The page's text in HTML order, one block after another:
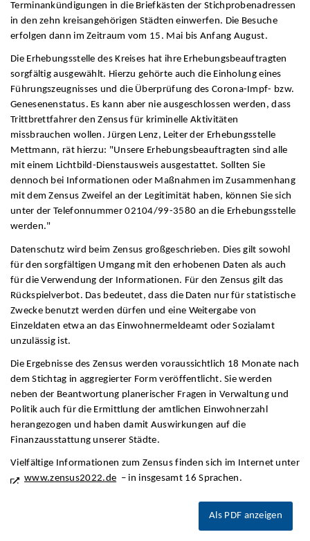
Terminankündigungen in die Briefkästen der Stichprobenadressen
in den zehn kreisangehörigen Städten einwerfen. Die Besuche
erfolgen dann im Zeitraum vom 15. Mai bis Anfang August.
Die Erhebungsstelle des Kreises hat ihre Erhebungsbeauftragten
sorgfältig ausgewählt. Hierzu gehörte auch die Einholung eines
Führungszeugnisses und die Überprüfung des Corona-Impf- bzw.
Genesenenstatus. Es kann aber nie ausgeschlossen werden, dass
Trittbrettfahrer den Zensus für kriminelle Aktivitäten
missbrauchen wollen. Jürgen Lenz, Leiter der Erhebungsstelle
Mettmann, rät hierzu: "Unsere Erhebungsbeauftragten sind alle
mit einem Lichtbild-Dienstausweis ausgestattet. Sollten Sie
dennoch bei Informationen oder Maßnahmen im Zusammenhang
mit dem Zensus Zweifel an der Legitimität haben, können Sie sich
unter der Telefonnummer 02104/99-3580 an die Erhebungsstelle
werden."
Datenschutz wird beim Zensus großgeschrieben. Dies gilt sowohl
für den sorgfältigen Umgang mit den erhobenen Daten als auch
für die Verwendung der Informationen. Für den Zensus gilt das
Rückspielverbot. Das bedeutet, dass die Daten nur für statistische
Zwecke benutzt werden dürfen und eine Weitergabe von
Einzeldaten etwa an das Einwohnermeldeamt oder Sozialamt
unzulässig ist.
Die Ergebnisse des Zensus werden voraussichtlich 18 Monate nach
dem Stichtag in aggregierter Form veröffentlicht. Sie werden
neben der Beantwortung planerischer Fragen in Verwaltung und
Politik auch für die Ermittlung der amtlichen Einwohnerzahl
herangezogen und haben damit Auswirkungen auf die
Finanzausstattung unserer Städte.
Vielfältige Informationen zum Zensus finden sich im Internet unter
www.zensus2022.de – in insgesamt 16 Sprachen.
Als PDF anzeigen